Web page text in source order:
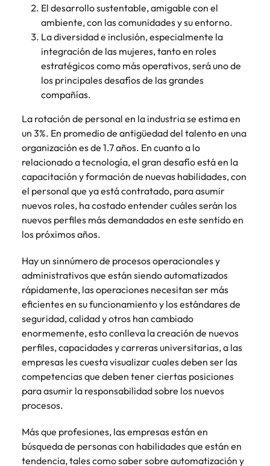
El desarrollo sustentable, amigable con el
ambiente, con las comunidades y su entorno.
La diversidad e inclusión, especialmente la
integración de las mujeres, tanto en roles
estratégicos como más operativos, será uno de
los principales desafíos de las grandes
compañías.
La rotación de personal en la industria se estima en
un 3%. En promedio de antigüedad del talento en una
organización es de 1.7 años. En cuanto a lo
relacionado a tecnología, el gran desafío está en la
capacitación y formación de nuevas habilidades, con
el personal que ya está contratado, para asumir
nuevos roles, ha costado entender cuáles serán los
nuevos perfiles más demandados en este sentido en
los próximos años.
Hay un sinnúmero de procesos operacionales y
administrativos que están siendo automatizados
rápidamente, las operaciones necesitan ser más
eficientes en su funcionamiento y los estándares de
seguridad, calidad y otros han cambiado
enormemente, esto conlleva la creación de nuevos
perfiles, capacidades y carreras universitarias, a las
empresas les cuesta visualizar cuales deben ser las
competencias que deben tener ciertas posiciones
para asumir la responsabilidad sobre los nuevos
procesos.
Más que profesiones, las empresas están en
búsqueda de personas con habilidades que están en
tendencia, tales como saber sobre automatización y